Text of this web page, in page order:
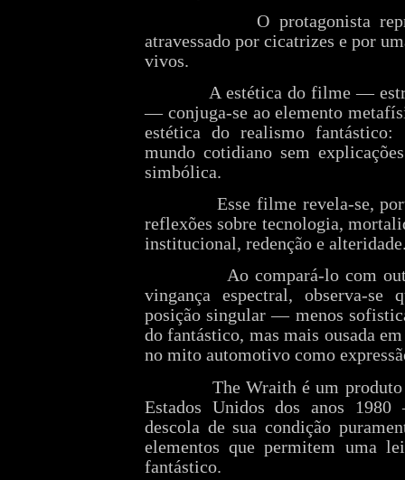
O protagonista
atravessado por cicatrizes e por
vivos.
A estética do filme —
— conjuga‑se ao elemento
estética do realismo
mundo cotidiano sem
simbólica.
Esse filme revela‑se,
reflexões sobre tecnologia,
institucional, redenção e
Ao compará-lo com
vingança espectral, observa‑se
posição singular — menos
do fantástico, mas mais ousada
no mito automotivo como
The Wraith é um
Estados Unidos dos anos
descola de sua condição
elementos que permitem uma
fantástico.